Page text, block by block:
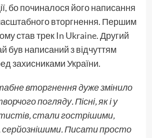
бо починалося його написання
вторгнення. Першим
став трек In Ukraine. Другий
був написаний з відчуттям
захисниками України.
вторгнення дуже змінило
погляду. Пісні, як і у
стали гострішими,
серйознішими. Писати просто